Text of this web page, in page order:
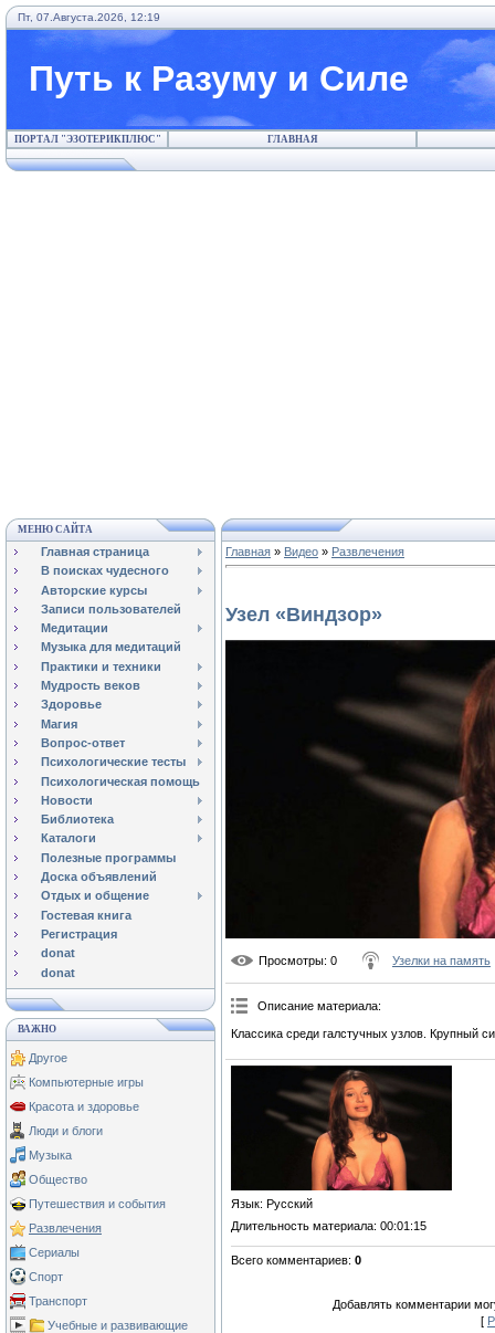
Пт, 07.Августа.2026, 12:19
Путь к Разуму и Силе
ПОРТАЛ "ЭЗОТЕРИКПЛЮС" ГЛАВНАЯ
МЕНЮ САЙТА
Главная страница
В поисках чудесного
Авторские курсы
Записи пользователей
Медитации
Музыка для медитаций
Практики и техники
Мудрость веков
Здоровье
Магия
Вопрос-ответ
Психологические тесты
Психологическая помощь
Новости
Библиотека
Каталоги
Полезные программы
Доска объявлений
Отдых и общение
Гостевая книга
Регистрация
donat
donat
ВАЖНО
Другое
Компьютерные игры
Красота и здоровье
Люди и блоги
Музыка
Общество
Путешествия и события
Развлечения
Сериалы
Спорт
Транспорт
Учебные и развивающие
Главная » Видео » Развлечения
Узел «Виндзор»
Просмотры: 0 Узелки на память
Описание материала:
Классика среди галстучных узлов. Крупный
Язык: Русский
Длительность материала: 00:01:15
Всего комментариев: 0
Добавлять комментарии
[